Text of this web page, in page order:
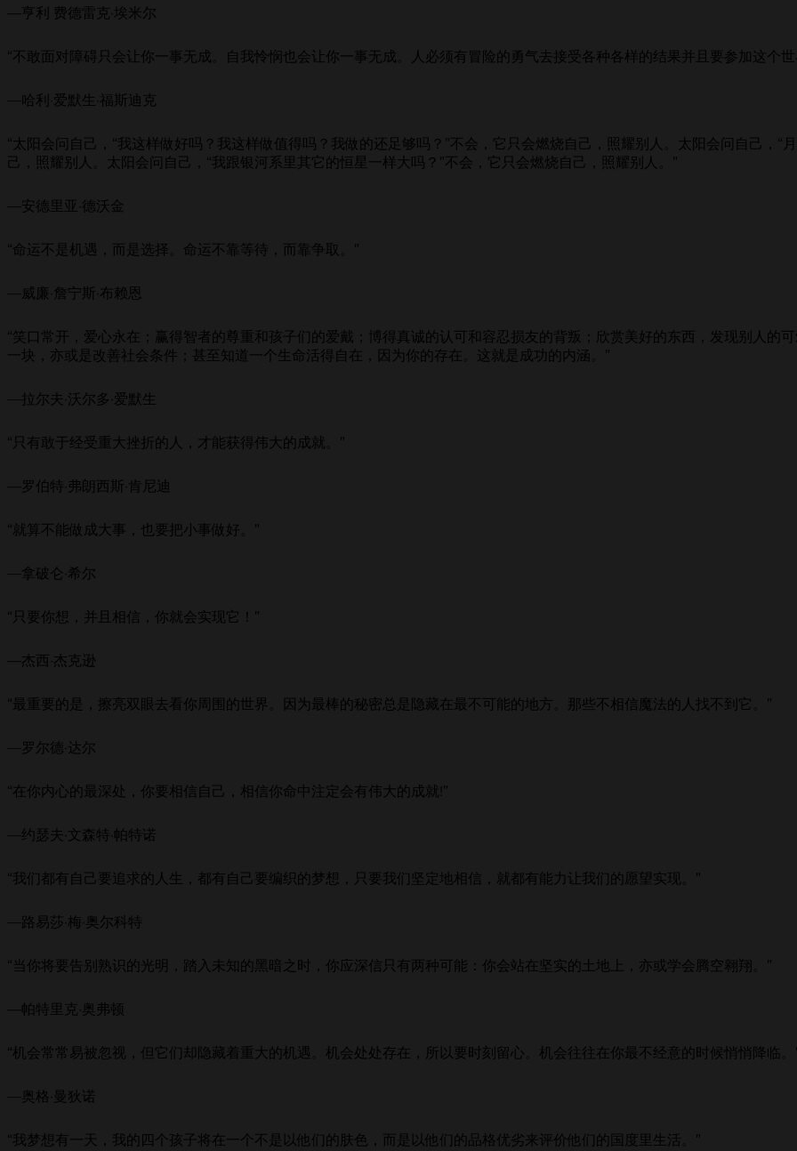
—亨利 费德雷克·埃米尔
“不敢面对障碍只会让你一事无成。自我怜悯也会让你一事无成。人必须有冒险的勇气去接受各种各样的结果并且要参加这个
—哈利·爱默生·福斯迪克
“太阳会问自己，“我这样做好吗？我这样做值得吗？我做的还足够吗？”不会，它只会燃烧自己，照耀别人。太阳会问自己，“
己，照耀别人。太阳会问自己，“我跟银河系里其它的恒星一样大吗？”不会，它只会燃烧自己，照耀别人。”
—安德里亚·德沃金
“命运不是机遇，而是选择。命运不靠等待，而靠争取。”
—威廉·詹宁斯·布赖恩
“笑口常开，爱心永在；赢得智者的尊重和孩子们的爱戴；博得真诚的认可和容忍损友的背叛；欣赏美好的东西，发现别人的
一块，亦或是改善社会条件；甚至知道一个生命活得自在，因为你的存在。这就是成功的内涵。”
—拉尔夫·沃尔多·爱默生
“只有敢于经受重大挫折的人，才能获得伟大的成就。”
—罗伯特·弗朗西斯·肯尼迪
“就算不能做成大事，也要把小事做好。”
—拿破仑·希尔
“只要你想，并且相信，你就会实现它！”
—杰西·杰克逊
“最重要的是，擦亮双眼去看你周围的世界。因为最棒的秘密总是隐藏在最不可能的地方。那些不相信魔法的人找不到它。”
—罗尔德·达尔
“在你内心的最深处，你要相信自己，相信你命中注定会有伟大的成就!”
—约瑟夫·文森特·帕特诺
“我们都有自己要追求的人生，都有自己要编织的梦想，只要我们坚定地相信，就都有能力让我们的愿望实现。”
—路易莎·梅·奥尔科特
“当你将要告别熟识的光明，踏入未知的黑暗之时，你应深信只有两种可能：你会站在坚实的土地上，亦或学会腾空翱翔。”
—帕特里克·奥弗顿
“机会常常易被忽视，但它们却隐藏着重大的机遇。机会处处存在，所以要时刻留心。机会往往在你最不经意的时候悄悄降临。
—奥格·曼狄诺
“我梦想有一天，我的四个孩子将在一个不是以他们的肤色，而是以他们的品格优劣来评价他们的国度里生活。”